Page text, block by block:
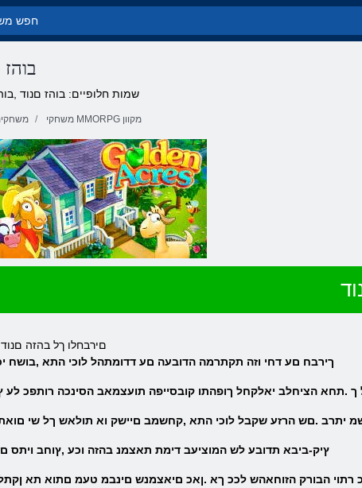
שמות חלופיים: בוהז םנוד
משחקי MMORPG מקוון
םירבחלו ךל בהזה
.ךירבח םע דחי וזה תקתרמה הדובעה םע דדומתהל לוכי התא ,בושח
.תחא הציחלב יאלקחל ךופהתו קובסייפה תועצמאב הסינכה רותפכ לע
יתרב .םש הרזע שקבל לוכי התא ,קחשמב םיישק וא תולאש ךל שי
.ץיק-ביבא תדובע לש המוציעב דימת תאצמנ בהזה וכע ,ץוחב ויתס